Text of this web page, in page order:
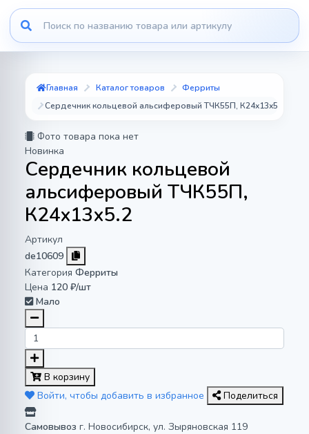
Главная Каталог товаров
Ферриты
Сердечник кольцевой альсиферовый ТЧК55П, К24x13x5.2
Фото товара пока нет
Новинка
Сердечник кольцевой
альсиферовый ТЧК55П,
К24x13x5.2
Артикул
de10609
Категория Ферриты
Цена 120 ₽/шт
Мало
В корзину
Войти, чтобы добавить в избранное
Поделиться
Самовывоз г. Новосибирск, ул. Зыряновская 119